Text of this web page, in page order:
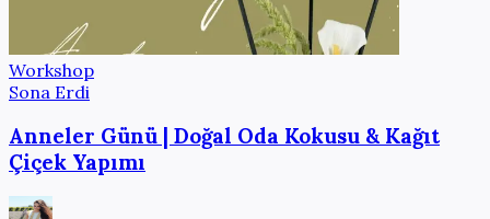
Workshop
Sona Erdi
Anneler Günü | Doğal Oda Kokusu & Kağıt
Çiçek Yapımı